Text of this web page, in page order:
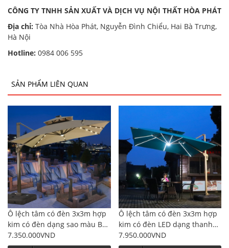
CÔNG TY TNHH SẢN XUẤT VÀ DỊCH VỤ NỘI THẤT HÒA PHÁT
Địa chỉ: Tòa Nhà Hòa Phát, Nguyễn Đình Chiểu, Hai Bà Trưng,
Hà Nội
Hotline: 0984 006 595
SẢN PHẨM LIÊN QUAN
Ô lệch tâm có đèn 3x3m hợp
kim có đèn dạng sao màu Be
cffe đế nhựa đổ nước
7.350.000VND
Ô lệch tâm có đèn 3x3m hợp
kim có đèn LED dạng thanh
dài màu xanh rêu đế nhựa đổ
7.950.000VND